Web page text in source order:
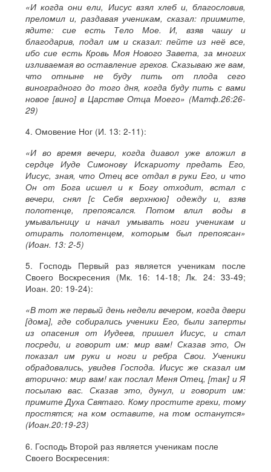
«И когда они ели, Иисус взял хлеб и, благословив,
преломил и, раздавая ученикам, сказал: приимите,
ядите: сие есть Тело Мое. И, взяв чашу и
благодарив, подал им и сказал: пейте из неё все,
ибо сие есть Кровь Моя Нового Завета, за многих
изливаемая во оставление грехов. Сказываю же вам,
что отныне не буду пить от плода сего
виноградного до того дня, когда буду пить с вами
новое [вино] в Царстве Отца Моего» (Матф.26:26-
29)
4. Омовение Ног (И. 13: 2-11):
«И во время вечери, когда диавол уже вложил в
сердце Иуде Симонову Искариоту предать Его,
Иисус, зная, что Отец все отдал в руки Его, и что
Он от Бога исшел и к Богу отходит, встал с
вечери, снял [с Себя верхнюю] одежду и, взяв
полотенце, препоясался. Потом влил воды в
умывальницу и начал умывать ноги ученикам и
отирать полотенцем, которым был препоясан»
(Иоан. 13: 2-5)
5. Господь Первый раз является ученикам после
Своего Воскресения (Мк. 16: 14-18; Лк. 24: 33-49;
Иоан. 20: 19-24):
«В тот же первый день недели вечером, когда двери
[дома], где собирались ученики Его, были заперты
из опасения от Иудеев, пришел Иисус, и стал
посреди, и говорит им: мир вам! Сказав это, Он
показал им руки и ноги и ребра Свои. Ученики
обрадовались, увидев Господа. Иисус же сказал им
вторично: мир вам! как послал Меня Отец, [так] и Я
посылаю вас. Сказав это, дунул, и говорит им:
примите Духа Святаго. Кому простите грехи, тому
простятся; на ком оставите, на том останутся»
(Иоан.20:19-23)
6. Господь Второй раз является ученикам после
Своего Воскресения: